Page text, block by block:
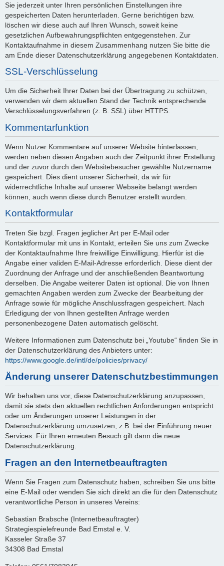
Sie jederzeit unter Ihren persönlichen Einstellungen ihre
gespeicherten Daten herunterladen. Gerne berichtigen bzw.
löschen wir diese auch auf Ihren Wunsch, soweit keine
gesetzlichen Aufbewahrungspflichten entgegenstehen. Zur
Kontaktaufnahme in diesem Zusammenhang nutzen Sie bitte die
am Ende dieser Datenschutzerklärung angegebenen Kontaktdaten.
SSL-Verschlüsselung
Um die Sicherheit Ihrer Daten bei der Übertragung zu schützen,
verwenden wir dem aktuellen Stand der Technik entsprechende
Verschlüsselungsverfahren (z. B. SSL) über HTTPS.
Kommentarfunktion
Wenn Nutzer Kommentare auf unserer Website hinterlassen,
werden neben diesen Angaben auch der Zeitpunkt ihrer Erstellung
und der zuvor durch den Websitebesucher gewählte Nutzername
gespeichert. Dies dient unserer Sicherheit, da wir für
widerrechtliche Inhalte auf unserer Webseite belangt werden
können, auch wenn diese durch Benutzer erstellt wurden.
Kontaktformular
Treten Sie bzgl. Fragen jeglicher Art per E-Mail oder
Kontaktformular mit uns in Kontakt, erteilen Sie uns zum Zwecke
der Kontaktaufnahme Ihre freiwillige Einwilligung. Hierfür ist die
Angabe einer validen E-Mail-Adresse erforderlich. Diese dient der
Zuordnung der Anfrage und der anschließenden Beantwortung
derselben. Die Angabe weiterer Daten ist optional. Die von Ihnen
gemachten Angaben werden zum Zwecke der Bearbeitung der
Anfrage sowie für mögliche Anschlussfragen gespeichert. Nach
Erledigung der von Ihnen gestellten Anfrage werden
personenbezogene Daten automatisch gelöscht.
Weitere Informationen zum Datenschutz bei „Youtube“ finden Sie in
der Datenschutzerklärung des Anbieters unter:
https://www.google.de/intl/de/policies/privacy/
Änderung unserer Datenschutzbestimmungen
Wir behalten uns vor, diese Datenschutzerklärung anzupassen,
damit sie stets den aktuellen rechtlichen Anforderungen entspricht
oder um Änderungen unserer Leistungen in der
Datenschutzerklärung umzusetzen, z.B. bei der Einführung neuer
Services. Für Ihren erneuten Besuch gilt dann die neue
Datenschutzerklärung.
Fragen an den Internetbeauftragten
Wenn Sie Fragen zum Datenschutz haben, schreiben Sie uns bitte
eine E-Mail oder wenden Sie sich direkt an die für den Datenschutz
verantwortliche Person in unseres Vereins:
Sebastian Brabsche (Internetbeauftragter)
Strategiespielefreunde Bad Emstal e. V.
Kasseler Straße 37
34308 Bad Emstal